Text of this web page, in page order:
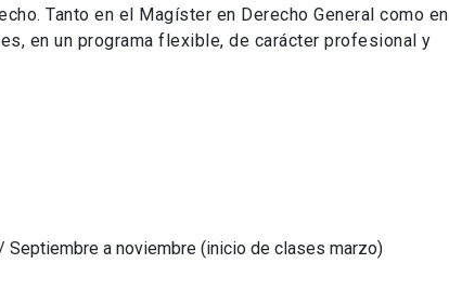
Tanto en el Magíster en Derecho General como en
en un programa flexible, de carácter profesional y
a noviembre (inicio de clases marzo)